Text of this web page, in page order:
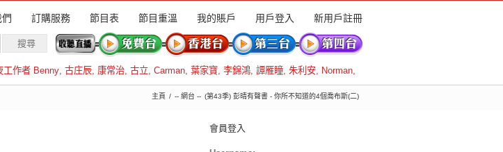
訂購服務 節目表 節目重溫 我的賬戶 用戶登入 新用戶註冊
工作者 Benny, 古庄辰, 康常治, 古立, Carman, 葉家寶, 李錦鴻, 譚雁瞳, 朱利安, Norman,
主頁 -- 網台 -- (第43季) 彭晴有聲書 - 你所不知道的4個喬布斯(二)
會員登入